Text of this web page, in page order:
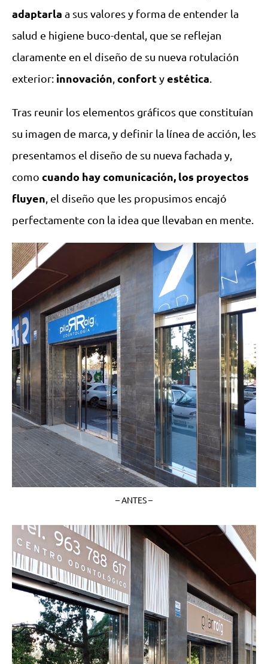
adaptarla a sus valores y forma de entender la
salud e higiene buco-dental, que se reflejan
claramente en el diseño de su nueva rotulación
exterior: innovación confortyestética
Tras reunir los elementos gráficos que constituían
su imagen de marca, y definir la línea de acción, les
presentamos el diseño de su nueva fachada y,
como cuando hay comunicación, los proyectos
fluyen , el diseño que les propusimos encajó
perfectamente con la idea que llevaban en mente.
– ANTES –